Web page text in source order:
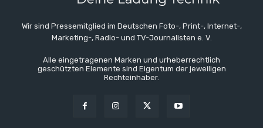
Wir sind Pressemitglied im Deutschen Foto-, Print-, Internet-,
Marketing-, Radio- und TV-Journalisten e. V.
Alle eingetragenen Marken und urheberrechtlich
geschützten Elemente sind Eigentum der jeweiligen
Rechteinhaber.